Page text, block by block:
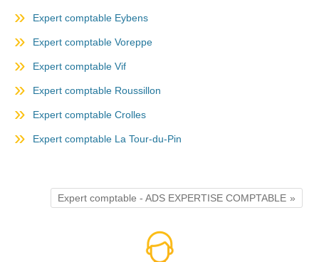
Expert comptable Eybens
Expert comptable Voreppe
Expert comptable Vif
Expert comptable Roussillon
Expert comptable Crolles
Expert comptable La Tour-du-Pin
Expert comptable - ADS EXPERTISE COMPTABLE